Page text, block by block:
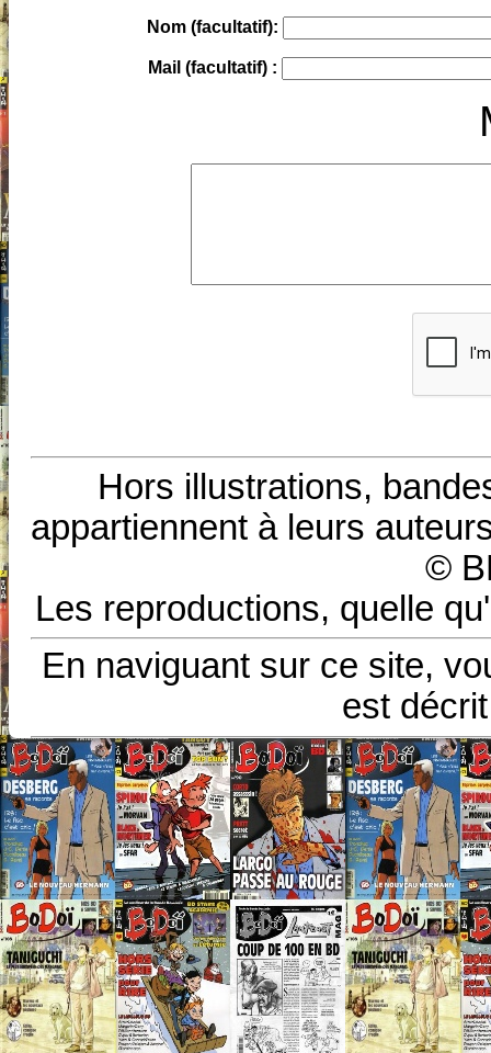
Nom (facultatif):
Mail (facultatif) :
Hors illustrations,
appartiennent à leurs
©
Les reproductions, quelle
En naviguant sur ce site,
est